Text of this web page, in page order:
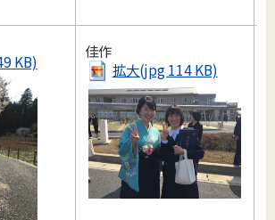
KB)
佳作
拡大(jpg 114 KB)